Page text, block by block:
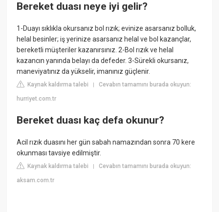
Bereket duası neye iyi gelir?
1-Duayı sıklıkla okursanız bol rızık; evinize asarsanız bolluk,
helal besinler; iş yerinize asarsanız helal ve bol kazançlar,
bereketli müşteriler kazanırsınız. 2-Bol rızık ve helal
kazancın yanında belayı da defeder. 3-Sürekli okursanız,
maneviyatınız da yükselir, imanınız güçlenir.
Kaynak kaldırma talebi |Cevabın tamamını burada okuyun:
hurriyet.com.tr
Bereket duası kaç defa okunur?
Acil rızık duasını her gün sabah namazından sonra 70 kere
okunması tavsiye edilmiştir.
Kaynak kaldırma talebi |Cevabın tamamını burada okuyun:
aksam.com.tr